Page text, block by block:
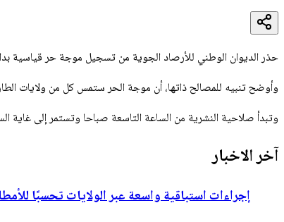
حذر الديوان الوطني للأرصاد الجوية من تسجيل موجة حر قياسية
وأوضح تنبيه للمصالح ذاتها، أن موجة الحر ستمس كل من ولايات
وتبدأ صلاحية النشرية من الساعة التاسعة صباحا وتستمر إلى
آخر الاخبار
إجراءات استباقية واسعة عبر الولايات تحسبًا